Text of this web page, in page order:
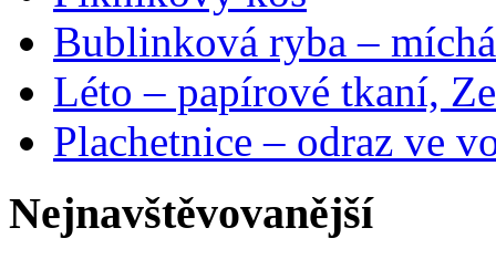
Bublinková ryba –
Léto – papírové tkaní,
Plachetnice – odraz ve
Nejnavštěvovanější